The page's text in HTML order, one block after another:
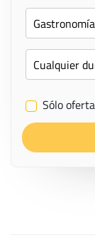
✔ Sólo